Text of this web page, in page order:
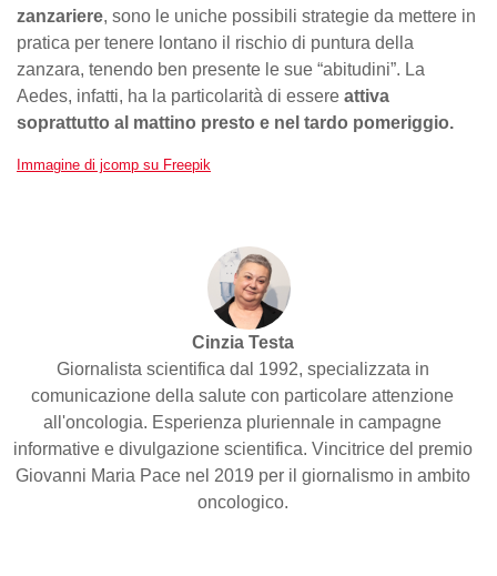
zanzariere, sono le uniche possibili strategie da mettere in
pratica per tenere lontano il rischio di puntura della
zanzara, tenendo ben presente le sue “abitudini”. La
Aedes, infatti, ha la particolarità di essere attiva
soprattutto al mattino presto e nel tardo pomeriggio.
Immagine di jcomp su Freepik
Cinzia Testa
Giornalista scientifica dal 1992, specializzata in
comunicazione della salute con particolare attenzione
all'oncologia. Esperienza pluriennale in campagne
informative e divulgazione scientifica. Vincitrice del premio
Giovanni Maria Pace nel 2019 per il giornalismo in ambito
oncologico.